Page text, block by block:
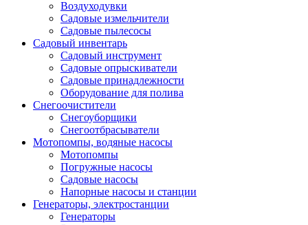
Воздуходувки
Садовые измельчители
Садовые пылесосы
Садовый инвентарь
Садовый инструмент
Садовые опрыскиватели
Садовые принадлежности
Оборудование для полива
Снегоочистители
Снегоуборщики
Снегоотбрасыватели
Мотопомпы, водяные насосы
Мотопомпы
Погружные насосы
Садовые насосы
Напорные насосы и станции
Генераторы, электростанции
Генераторы